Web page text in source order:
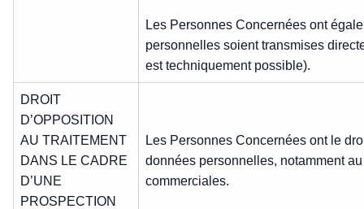
Les Personnes Concernées ont
personnelles soient transmises
est techniquement possible).
DROIT
D’OPPOSITION
AU TRAITEMENT
DANS LE CADRE
D’UNE
PROSPECTION
Les Personnes Concernées ont le
données personnelles, notamment
commerciales.